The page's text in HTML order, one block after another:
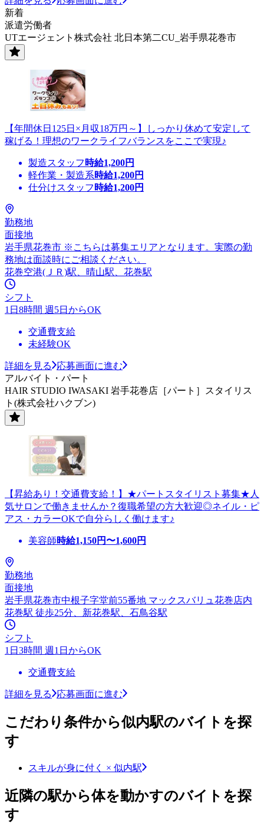
新着
派遣労働者
UTエージェント株式会社 北日本第二CU_岩手県花巻市
【年間休日125日×月収18万円～】しっかり休めて安定して
稼げる！理想のワークライフバランスをここで実現♪
製造スタッフ 時給1,200円
軽作業・製造系時給1,200円
仕分けスタッフ 時給1,200円
勤務地
面接地
岩手県花巻市 ※こちらは募集エリアとなります。実際の勤
務地は面談時にご相談ください。
花巻空港(ＪＲ)駅、晴山駅、花巻駅
シフト
1日8時間 週5日からOK
交通費支給
未経験OK
詳細を見る
応募画面に進む
アルバイト・パート
HAIR STUDIO IWASAKI 岩手花巻店［パート］スタイリス
ト(株式会社ハクブン)
【昇給あり！交通費支給！】★パートスタイリスト募集★人
気サロンで働きませんか？復職希望の方大歓迎◎ネイル・ピ
アス・カラーOKで自分らしく働けます♪
美容師時給1,150円〜1,600円
勤務地
面接地
岩手県花巻市中根子字堂前55番地 マックスバリュ花巻店内
花巻駅 徒歩25分、新花巻駅、石鳥谷駅
シフト
1日3時間 週1日からOK
交通費支給
詳細を見る 応募画面に進む
こだわり条件から似内駅のバイトを探
す
スキルが身に付く × 似内駅
近隣の駅から体を動かすのバイトを探
す